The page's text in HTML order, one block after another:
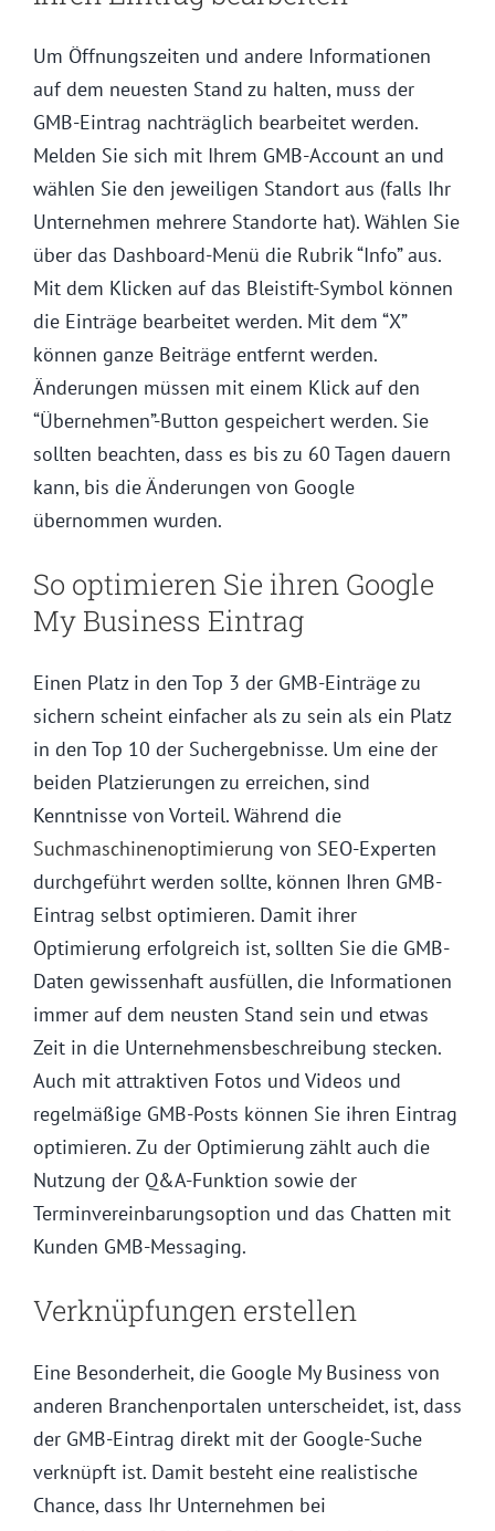
Um Öffnungszeiten und andere Informationen
auf dem neuesten Stand zu halten, muss der
GMB-Eintrag nachträglich bearbeitet werden.
Melden Sie sich mit Ihrem GMB-Account an und
wählen Sie den jeweiligen Standort aus (falls Ihr
Unternehmen mehrere Standorte hat). Wählen Sie
über das Dashboard-Menü die Rubrik “Info” aus.
Mit dem Klicken auf das Bleistift-Symbol können
die Einträge bearbeitet werden. Mit dem “X”
können ganze Beiträge entfernt werden.
Änderungen müssen mit einem Klick auf den
“Übernehmen”-Button gespeichert werden. Sie
sollten beachten, dass es bis zu 60 Tagen dauern
kann, bis die Änderungen von Google
übernommen wurden.
So optimieren Sie ihren Google
My Business Eintrag
Einen Platz in den Top 3 der GMB-Einträge zu
sichern scheint einfacher als zu sein als ein Platz
in den Top 10 der Suchergebnisse. Um eine der
beiden Platzierungen zu erreichen, sind
Kenntnisse von Vorteil. Während die
Suchmaschinenoptimierung von SEO-Experten
durchgeführt werden sollte, können Ihren GMB-
Eintrag selbst optimieren. Damit ihrer
Optimierung erfolgreich ist, sollten Sie die GMB-
Daten gewissenhaft ausfüllen, die Informationen
immer auf dem neusten Stand sein und etwas
Zeit in die Unternehmensbeschreibung stecken.
Auch mit attraktiven Fotos und Videos und
regelmäßige GMB-Posts können Sie ihren Eintrag
optimieren. Zu der Optimierung zählt auch die
Nutzung der Q&A-Funktion sowie der
Terminvereinbarungsoption und das Chatten mit
Kunden GMB-Messaging.
Verknüpfungen erstellen
Eine Besonderheit, die Google My Business von
anderen Branchenportalen unterscheidet, ist, dass
der GMB-Eintrag direkt mit der Google-Suche
verknüpft ist. Damit besteht eine realistische
Chance, dass Ihr Unternehmen bei